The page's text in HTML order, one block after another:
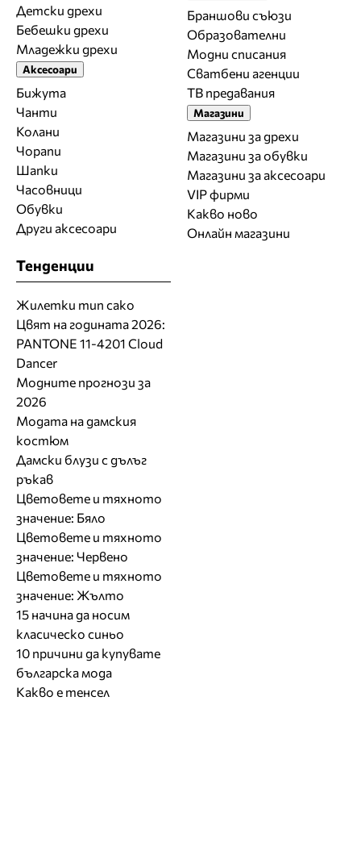
Детски дрехи
Бебешки дрехи
Младежки дрехи
Аксесоари
Бижута
Чанти
Колани
Чорапи
Шапки
Часовници
Обувки
Други аксесоари
Браншови съюзи
Образователни
Модни списания
Сватбени агенции
ТВ предавания
Магазини
Магазини за дрехи
Магазини за обувки
Магазини за aксесоари
VIP фирми
Какво ново
Онлайн магазини
Тенденции
Жилетки тип сако
Цвят на годината 2026:
PANTONE 11-4201 Cloud
Dancer
Модните прогнози за
2026
Модата на дамския
костюм
Дамски блузи с дълъг
ръкав
Цветовете и тяхното
значение: Бяло
Цветовете и тяхното
значение: Червено
Цветовете и тяхното
значение: Жълто
15 начина да носим
класическо синьо
10 причини да купувате
българска мода
Какво е тенсел